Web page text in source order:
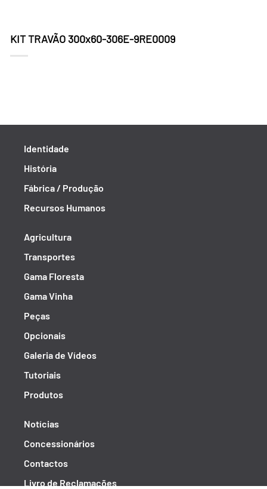
KIT TRAVÃO 300x60-306E-9RE0009
Identidade
História
Fábrica / Produção
Recursos Humanos
Agricultura
Transportes
Gama Floresta
Gama Vinha
Peças
Opcionais
Galeria de Vídeos
Tutoriais
Produtos
Notícias
Concessionários
Contactos
Livro de Reclamações